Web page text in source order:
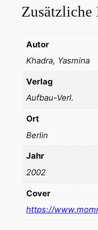
Zusätzliche
Autor
Khadra, Yasmina
Verlag
Aufbau-Verl.
Ort
Berlin
Jahr
2002
Cover
https://